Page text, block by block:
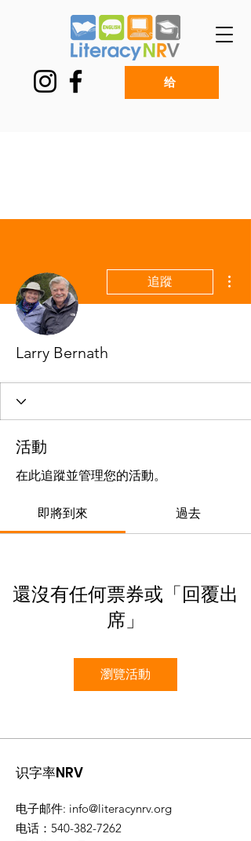
给
追蹤
Larry Bernath
活動
在此追蹤並管理您的活動。
即將到來 過去
還沒有任何票券或「回覆出
席」
瀏覽活動
识字率NRV
电子邮件: info@literacynrv.org
电话 ：540-382-7262